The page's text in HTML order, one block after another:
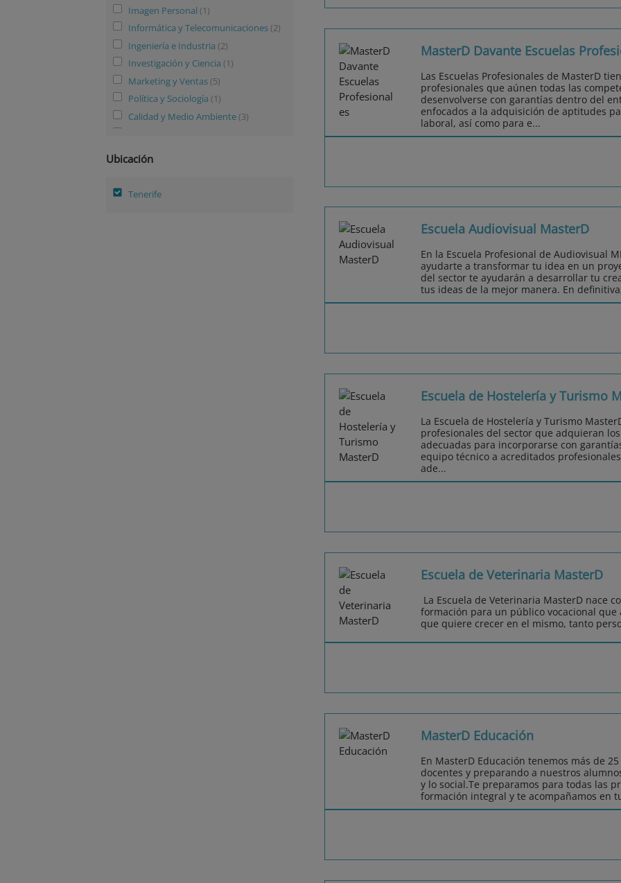
Imagen Personal (1)
Informática y Telecomunicaciones (2)
Ingeniería e Industria (2)
Investigación y Ciencia (1)
Marketing y Ventas (5)
Política y Sociología (1)
Calidad y Medio Ambiente (3)
Salud y Sociosanitario
Ubicación
Tenerife
MasterD Davante Escuelas
Las Escuelas Profesionales de MasterD
profesionales que aúnen todas las
desenvolverse con garantías dentro del
enfocados a la adquisición de aptitudes
laboral, así como para e...
Escuela Audiovisual MasterD
En la Escuela Profesional de Audiovisual
ayudarte a transformar tu idea en un
del sector te ayudarán a desarrollar tu
tus ideas de la mejor manera. En
Escuela de Hostelería y Turismo
La Escuela de Hostelería y Turismo
profesionales del sector que adquieran
adecuadas para incorporarse con
equipo técnico a acreditados
ade...
Escuela de Veterinaria MasterD
La Escuela de Veterinaria MasterD nace
formación para un público vocacional
que quiere crecer en el mismo, tanto
MasterD Educación
En MasterD Educación tenemos más de
docentes y preparando a nuestros
y lo social.Te preparamos para todas las
formación integral y te acompañamos en